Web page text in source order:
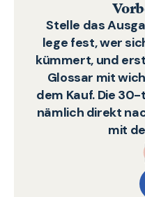
Stelle das
lege fest, wer
kümmert, und
Glossar mit
dem Kauf. Die
nämlich direkt
mit